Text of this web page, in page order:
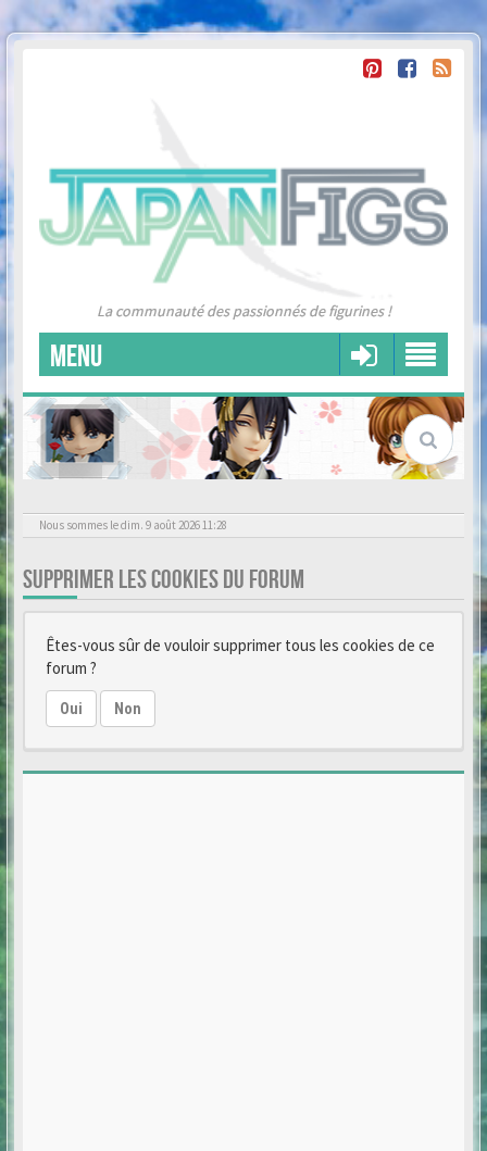
La communauté des passionnés de figurines !
MENU
Nous sommes le dim. 9 août 2026 11:28
SUPPRIMER LES COOKIES DU FORUM
Êtes-vous sûr de vouloir supprimer tous les cookies de ce
forum ?
Oui Non